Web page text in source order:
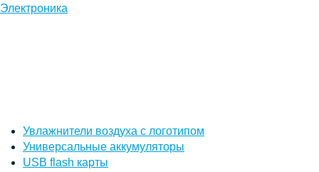
Электроника
Увлажнители воздуха с логотипом
Универсальные аккумуляторы
USB flash карты